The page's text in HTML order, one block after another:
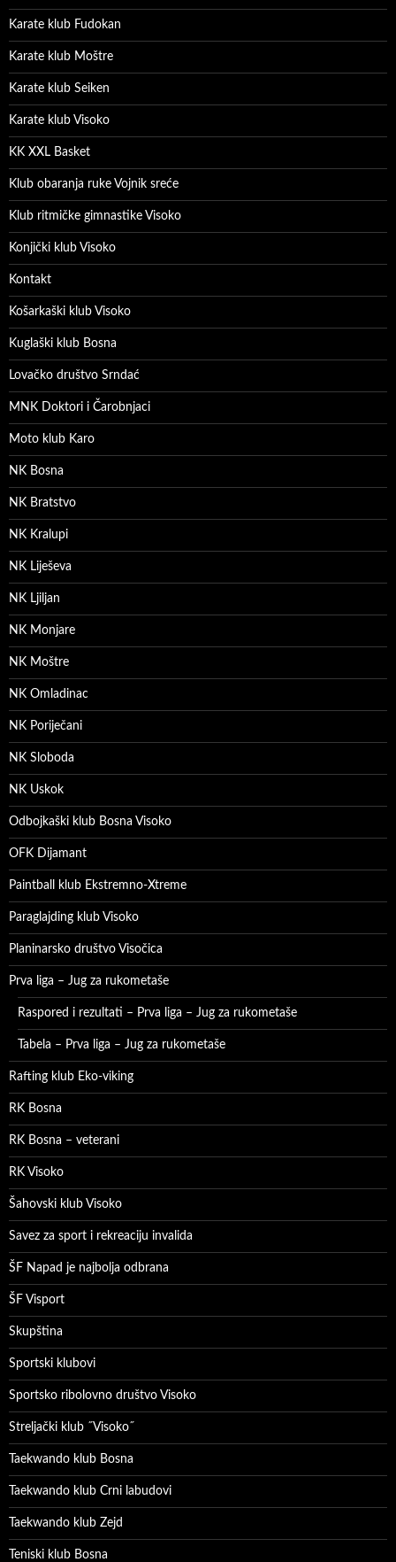
Karate klub Fudokan
Karate klub Moštre
Karate klub Seiken
Karate klub Visoko
KK XXL Basket
Klub obaranja ruke Vojnik sreće
Klub ritmičke gimnastike Visoko
Konjički klub Visoko
Kontakt
Košarkaški klub Visoko
Kuglaški klub Bosna
Lovačko društvo Srndać
MNK Doktori i Čarobnjaci
Moto klub Karo
NK Bosna
NK Bratstvo
NK Kralupi
NK Liješeva
NK Ljiljan
NK Monjare
NK Moštre
NK Omladinac
NK Poriječani
NK Sloboda
NK Uskok
Odbojkaški klub Bosna Visoko
OFK Dijamant
Paintball klub Ekstremno-Xtreme
Paraglajding klub Visoko
Planinarsko društvo Visočica
Prva liga – Jug za rukometaše
Raspored i rezultati – Prva liga – Jug za rukometaše
Tabela – Prva liga – Jug za rukometaše
Rafting klub Eko-viking
RK Bosna
RK Bosna – veterani
RK Visoko
Šahovski klub Visoko
Savez za sport i rekreaciju invalida
ŠF Napad je najbolja odbrana
ŠF Visport
Skupština
Sportski klubovi
Sportsko ribolovno društvo Visoko
Streljački klub ˝Visoko˝
Taekwando klub Bosna
Taekwando klub Crni labudovi
Taekwando klub Zejd
Teniski klub Bosna